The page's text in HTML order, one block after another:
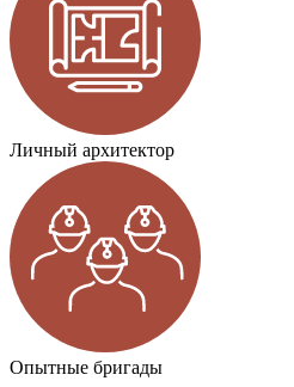
Личный архитектор
Опытные бригады